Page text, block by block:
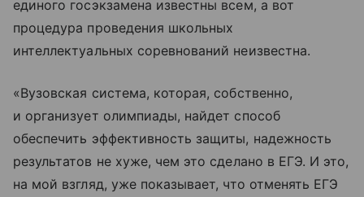
единого госэкзамена известны всем, а вот
процедура проведения школьных
интеллектуальных соревнований неизвестна.
«Вузовская система, которая, собственно,
и организует олимпиады, найдет способ
обеспечить эффективность защиты, надежность
результатов не хуже, чем это сделано в ЕГЭ. И это,
на мой взгляд, уже показывает, что отменять ЕГЭ